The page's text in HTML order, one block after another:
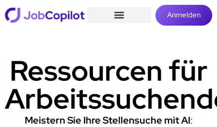
Anmelden
Ressourcen für
Meistern Sie Ihre Stellensuche mit AI: